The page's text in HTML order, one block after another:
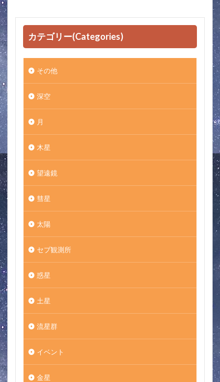
カテゴリー(Categories)
その他
深空
月
木星
望遠鏡
彗星
太陽
セブ観測所
惑星
土星
流星群
イベント
金星